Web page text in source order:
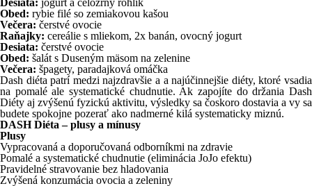
Desiata: jogurt a celozrný rohlík
Obed: rybie filé so zemiakovou kašou
Večera: čerstvé ovocie
Raňajky: cereálie s mliekom, 2x banán, ovocný jogurt
Desiata: čerstvé ovocie
Obed: šalát s Duseným mäsom na zelenine
Večera: špagety, paradajková omáčka
Dash diéta patrí medzi najzdravšie a a najúčinnejšie diéty, ktoré vsadia
na pomalé ale systematické chudnutie. Ak zapojíte do držania Dash
Diéty aj zvýšenú fyzickú aktivitu, výsledky sa čoskoro dostavia a vy sa
budete spokojne pozerať ako nadmerné kilá systematicky miznú.
DASH Diéta – plusy a mínusy
Plusy
Vypracovaná a doporučovaná odborníkmi na zdravie
Pomalé a systematické chudnutie (eliminácia JoJo efektu)
Pravidelné stravovanie bez hladovania
Zvýšená konzumácia ovocia a zeleniny